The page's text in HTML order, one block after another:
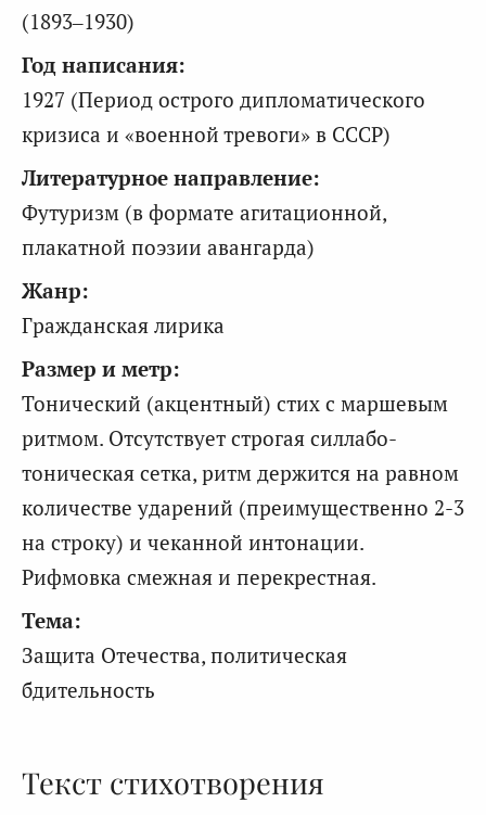
(1893–1930)
Год написания:
1927 (Период острого дипломатического
кризиса и «военной тревоги» в СССР)
Литературное направление:
Футуризм (в формате агитационной,
плакатной поэзии авангарда)
Жанр:
Гражданская лирика
Размер и метр:
Тонический (акцентный) стих с маршевым
ритмом. Отсутствует строгая силлабо-
тоническая сетка, ритм держится на равном
количестве ударений (преимущественно 2-3
на строку) и чеканной интонации.
Рифмовка смежная и перекрестная.
Тема:
Защита Отечества, политическая
бдительность
Текст стихотворения